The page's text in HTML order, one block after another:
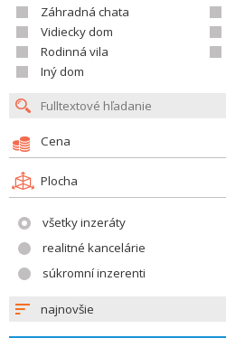
Záhradná chata
Vidiecky dom
Rodinná vila
Iný dom
Cena
Plocha
všetky inzeráty
realitné kancelárie
súkromní inzerenti
najnovšie